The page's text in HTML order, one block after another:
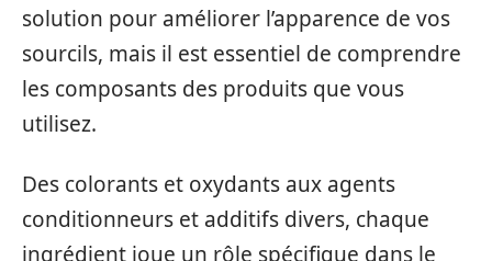
solution pour améliorer l’apparence de vos
sourcils, mais il est essentiel de comprendre
les composants des produits que vous
utilisez.
Des colorants et oxydants aux agents
conditionneurs et additifs divers, chaque
ingrédient joue un rôle spécifique dans le